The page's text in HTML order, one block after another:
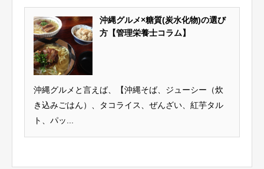
沖縄グルメ×糖質(炭水化物)の選び
方【管理栄養士コラム】
沖縄グルメと言えば、【沖縄そば、ジューシー（炊
き込みごはん）、タコライス、ぜんざい、紅芋タル
ト、パッ...